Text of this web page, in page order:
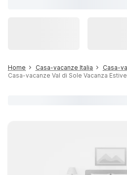
Home Casa-vacanze Italia
Casa-
Casa-vacanze Val di Sole Vacanza Estive